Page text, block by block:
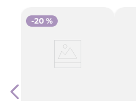
-20 %